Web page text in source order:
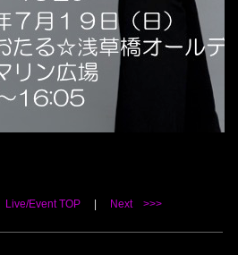
Live/Event TOP| Next >>>